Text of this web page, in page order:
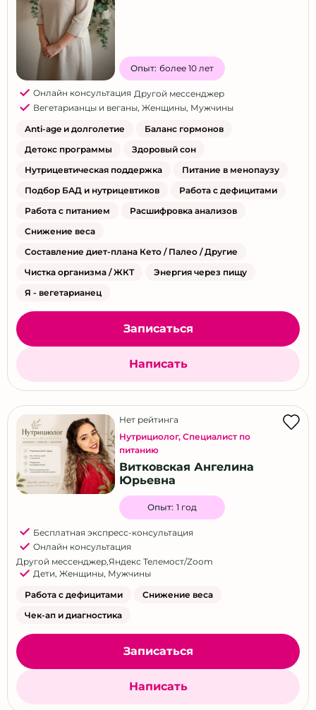
Опыт: более 10 лет
Онлайн консультация Другой мессенджер
Вегетарианцы и веганы, Женщины, Мужчины
Anti-age и долголетие
Баланс гормонов
Детокс программы
Здоровый сон
Нутрицевтическая поддержка
Питание в менопаузу
Подбор БАД и нутрицевтиков
Работа с дефицитами
Работа с питанием
Расшифровка анализов
Снижение веса
Составление диет-плана Кето / Палео / Другие
Чистка организма / ЖКТ
Энергия через пищу
Я - вегетарианец
Записаться
Написать
Нет рейтинга
Нутрициолог, Специалист по
питанию
Витковская Ангелина
Юрьевна
Опыт: 1 год
Бесплатная экспресс-консультация
Онлайн консультация
Другой мессенджер,Яндекс Телемост/Zoom
Дети, Женщины, Мужчины
Работа с дефицитами
Снижение веса
Чек-ап и диагностика
Записаться
Написать